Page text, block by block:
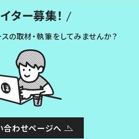
ター募集！
の取材・執筆をしてみませんか？
合わせページへ